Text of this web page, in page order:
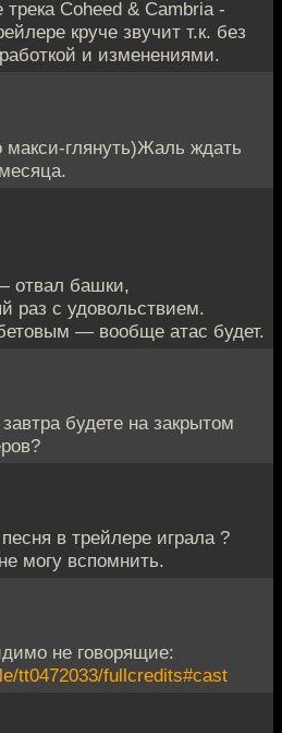
трека Coheed & Cambria -
круче звучит т.к. без
и изменениями.
макси-глянуть)Жаль ждать
отвал башки,
раз с удовольствием.
— вообще атас будет.
будете на закрытом
в трейлере играла ?
могу вспомнить.
не говорящие:
tt0472033/fullcredits#cast